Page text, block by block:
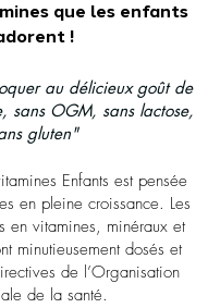
que les enfants
!
au délicieux goût de
sans OGM, sans lactose,
gluten"
Enfants est pensée
en pleine croissance. Les
en vitamines, minéraux et
minutieusement dosés et
de l’Organisation
de la santé.